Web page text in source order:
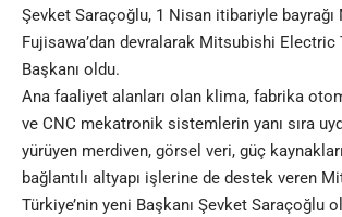
Şevket Saraçoğlu, 1 Nisan itibariyle bayrağı
Fujisawa’dan devralarak Mitsubishi Electric
Başkanı oldu.
Ana faaliyet alanları olan klima, fabrika
ve CNC mekatronik sistemlerin yanı sıra
yürüyen merdiven, görsel veri, güç
bağlantılı altyapı işlerine de destek veren
Türkiye’nin yeni Başkanı Şevket Saraçoğlu